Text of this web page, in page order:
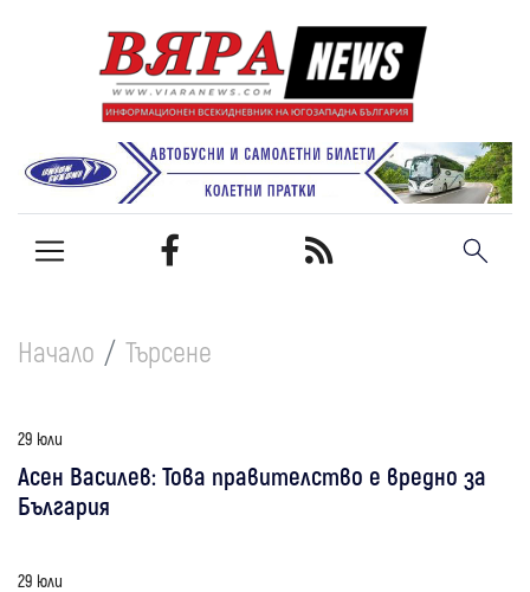
Начало Търсене
29 юли
Асен Василев: Това правителство е вредно за
България
29 юли